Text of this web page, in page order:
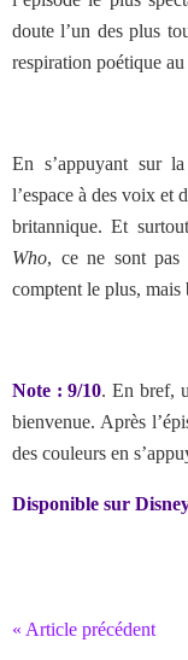
doute l’un des plus
respiration poétique
En s’appuyant sur
l’espace à des voix et
britannique. Et
Who, ce ne sont pas
comptent le plus, mais
Note : 9/10. En bref,
bienvenue. Après
des couleurs en
Disponible sur
« Article précédent